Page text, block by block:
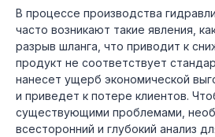
В процессе производства
часто возникают такие явления,
разрыв шланга, что приводит к
продукт не соответствует
нанесет ущерб экономической
и приведет к потере клиентов.
существующими проблемами,
всесторонний и глубокий анализ